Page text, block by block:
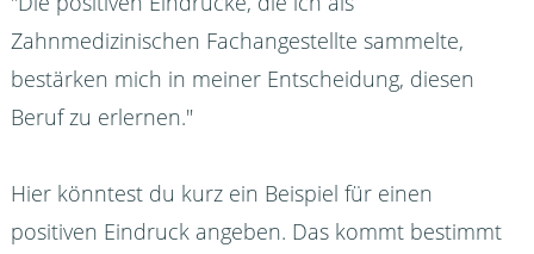
Zahnmedizinischen Fachangestellte sammelte,
bestärken mich in meiner Entscheidung, diesen
Beruf zu erlernen."
Hier könntest du kurz ein Beispiel für einen
positiven Eindruck angeben. Das kommt bestimmt